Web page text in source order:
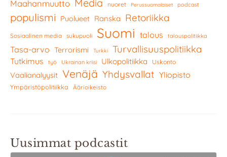
Maahanmuutto Media nuoret Perussuomalaiset podcast
populismi Puolueet Ranska Retoriikka
Sosiaalinen media sukupuoli Suomi talous talouspolitiikka
Tasa-arvo Terrorismi Turkki Turvallisuuspolitiikka
Tutkimus työ Ukrainan kriisi Ulkopolitiikka Uskonto
Vaalianalyysit Venäjä Yhdysvallat Yliopisto
Ympäristöpolitiikka Äärioikeisto
Uusimmat podcastit